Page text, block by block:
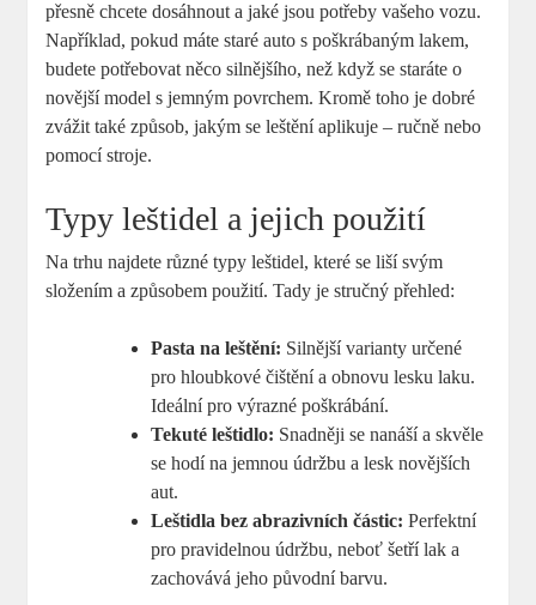
přesně chcete dosáhnout a jaké jsou potřeby vašeho vozu.
Například, pokud máte staré auto s poškrábaným lakem,
budete potřebovat něco silnějšího, než když se staráte o
novější model s jemným povrchem. Kromě toho je dobré
zvážit také způsob, jakým se leštění aplikuje – ručně nebo
pomocí stroje.
Typy leštidel a jejich použití
Na trhu najdete různé typy leštidel, které se liší svým
složením a způsobem použití. Tady je stručný přehled:
Pasta na leštění: Silnější varianty určené
pro hloubkové čištění a obnovu lesku laku.
Ideální pro výrazné poškrábání.
Tekuté leštidlo: Snadněji se nanáší a skvěle
se hodí na jemnou údržbu a lesk novějších
aut.
Leštidla bez abrazivních částic: Perfektní
pro pravidelnou údržbu, neboť šetří lak a
zachovává jeho původní barvu.